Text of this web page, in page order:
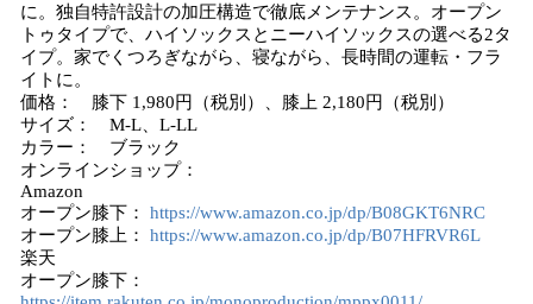
に。独自特許設計の加圧構造で徹底メンテナンス。オープン
トゥタイプで、ハイソックスとニーハイソックスの選べる2タ
イプ。家でくつろぎながら、寝ながら、長時間の運転・フラ
イトに。
価格： 膝下 1,980円（税別）、膝上 2,180円（税別）
サイズ： M-L、L-LL
カラー： ブラック
オンラインショップ：
Amazon
オープン膝下： https://www.amazon.co.jp/dp/B08GKT6NRC
オープン膝上： https://www.amazon.co.jp/dp/B07HFRVR6L
楽天
オープン膝下：